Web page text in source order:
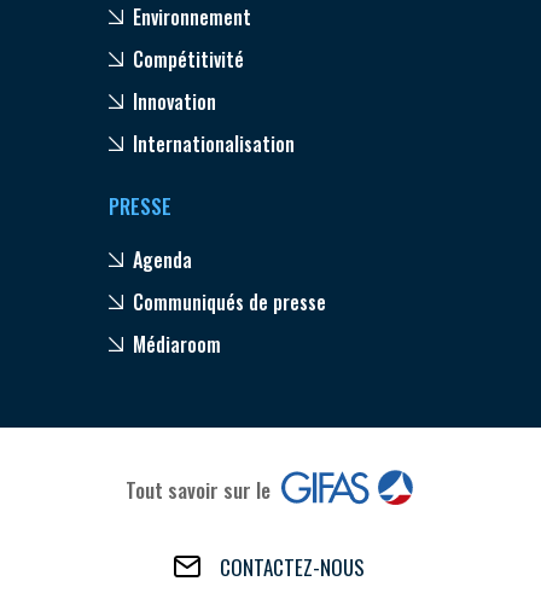
Environnement
Compétitivité
Innovation
Internationalisation
PRESSE
Agenda
Communiqués de presse
Médiaroom
Tout savoir sur le
CONTACTEZ-NOUS